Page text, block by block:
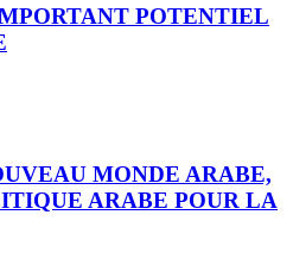
POTENTIEL
MONDE ARABE,
ARABE POUR LA